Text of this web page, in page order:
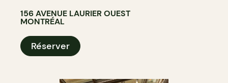
156 AVENUE LAURIER OUEST
MONTRÉAL
Réserver